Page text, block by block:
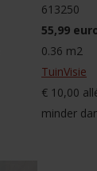
613250
55,99
0.36 m2
TuinVisie
€ 10,00
minder